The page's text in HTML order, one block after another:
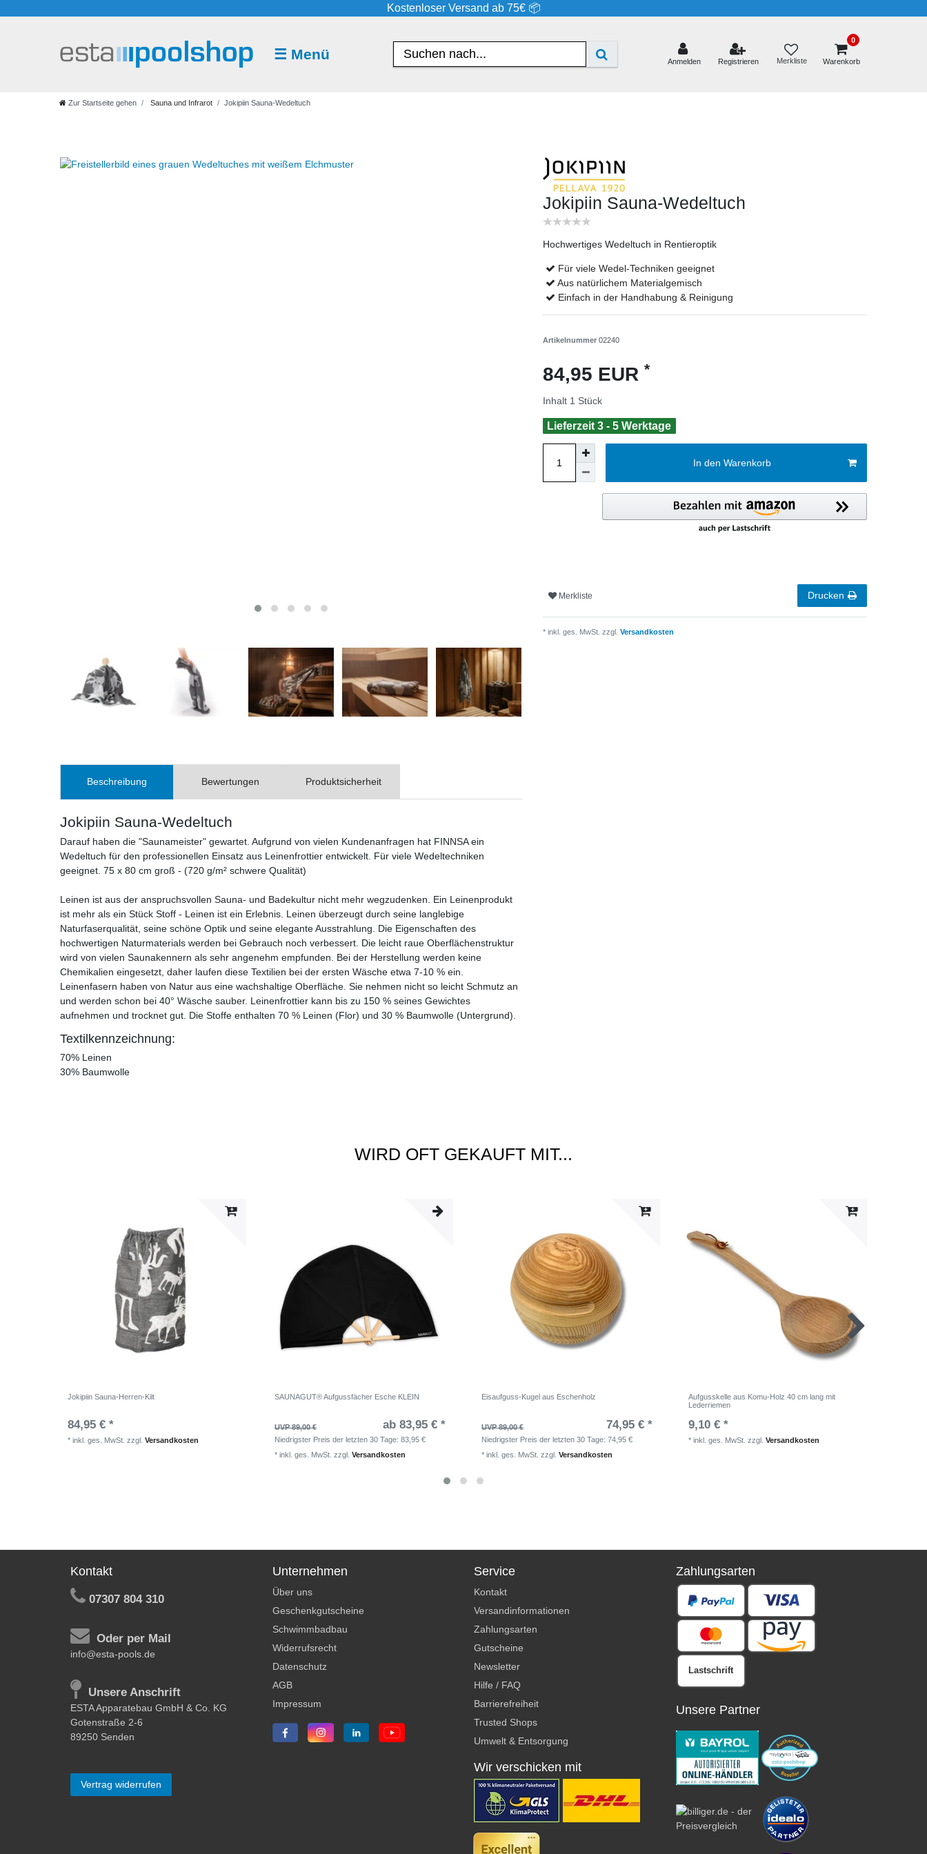
Kostenloser Versand ab 75€ 📦
☰ Menü Anmelden Registrieren Merkliste
0
Warenkorb
Zur Startseite gehen Sauna und Infrarot Jokipiin Sauna-Wedeltuch
Jokipiin Sauna-Wedeltuch
Hochwertiges Wedeltuch in Rentieroptik
Für viele Wedel-Techniken geeignet
Aus natürlichem Materialgemisch
Einfach in der Handhabung & Reinigung
Artikelnummer 02240
84,95 EUR *
Inhalt 1 Stück
Lieferzeit 3 - 5 Werktage
In den Warenkorb
Merkliste Drucken
* inkl. ges. MwSt. zzgl. Versandkosten
Beschreibung Bewertungen Produktsicherheit
Jokipiin Sauna-Wedeltuch
Darauf haben die "Saunameister" gewartet. Aufgrund von vielen Kundenanfragen hat FINNSA ein
Wedeltuch für den professionellen Einsatz aus Leinenfrottier entwickelt. Für viele Wedeltechniken
geeignet. 75 x 80 cm groß - (720 g/m² schwere Qualität)
Leinen ist aus der anspruchsvollen Sauna- und Badekultur nicht mehr wegzudenken. Ein Leinenprodukt
ist mehr als ein Stück Stoff - Leinen ist ein Erlebnis. Leinen überzeugt durch seine langlebige
Naturfaserqualität, seine schöne Optik und seine elegante Ausstrahlung. Die Eigenschaften des
hochwertigen Naturmaterials werden bei Gebrauch noch verbessert. Die leicht raue Oberflächenstruktur
wird von vielen Saunakennern als sehr angenehm empfunden. Bei der Herstellung werden keine
Chemikalien eingesetzt, daher laufen diese Textilien bei der ersten Wäsche etwa 7-10 % ein.
Leinenfasern haben von Natur aus eine wachshaltige Oberfläche. Sie nehmen nicht so leicht Schmutz an
und werden schon bei 40° Wäsche sauber. Leinenfrottier kann bis zu 150 % seines Gewichtes
aufnehmen und trocknet gut. Die Stoffe enthalten 70 % Leinen (Flor) und 30 % Baumwolle (Untergrund).
Textilkennzeichnung:
70% Leinen
30% Baumwolle
WIRD OFT GEKAUFT MIT...
Jokipiin Sauna-Herren-Kilt
84,95 € *
*inkl. ges. MwSt. zzgl.Versandkosten
SAUNAGUT® Aufgussfächer Esche KLEIN
UVP 89,00 € ab 83,95 € *
Niedrigster Preis der letzten 30 Tage:83,95 €
*inkl. ges. MwSt. zzgl.Versandkosten
Eisaufguss-Kugel aus Eschenholz
UVP 89,00 € 74,95 € *
Niedrigster Preis der letzten 30 Tage:74,95 €
*inkl. ges. MwSt. zzgl.Versandkosten
Aufgusskelle aus Komu-Holz 40 cm lang mit
Lederriemen
9,10 € *
*inkl. ges. MwSt. zzgl.Versandkosten
Kontakt
07307 804 310
Oder per Mail
info@esta-pools.de
Unsere Anschrift
ESTA Apparatebau GmbH & Co. KG
Gotenstraße 2-6
89250 Senden
Vertrag widerrufen
Unternehmen
Über uns
Geschenkgutscheine
Schwimmbadbau
Widerrufsrecht
Datenschutz
AGB
Impressum
Service
Kontakt
Versandinformationen
Zahlungsarten
Gutscheine
Newsletter
Hilfe / FAQ
Barrierefreiheit
Trusted Shops
Umwelt & Entsorgung
Wir verschicken mit
Zahlungsarten
Lastschrift
Unsere Partner